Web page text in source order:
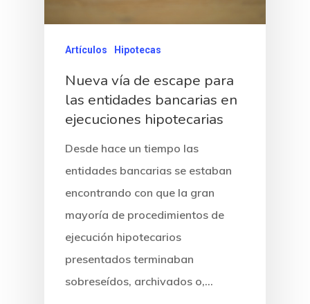
Artículos Hipotecas
Nueva vía de escape para
las entidades bancarias en
ejecuciones hipotecarias
Desde hace un tiempo las
entidades bancarias se estaban
encontrando con que la gran
mayoría de procedimientos de
ejecución hipotecarios
presentados terminaban
sobreseídos, archivados o,…